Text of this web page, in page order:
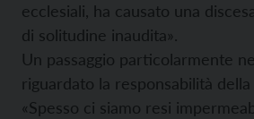
ecclesiali, ha causato una
di solitudine inaudita».
Un passaggio particolarmente
riguardato la responsabilità della
«Spesso ci siamo resi